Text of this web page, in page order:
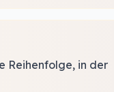
Reihenfolge, in der